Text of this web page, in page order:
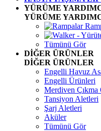
YÜRÜME
YÜRÜME
Tümünü Gör
DİĞER ÜRÜNLER
DİĞER ÜRÜNLER
Engelli Havuz
Engelli Ürünleri
Merdiven Çıkma
Tansiyon Aletleri
Şarj Aletleri
Aküler
Tümünü Gör